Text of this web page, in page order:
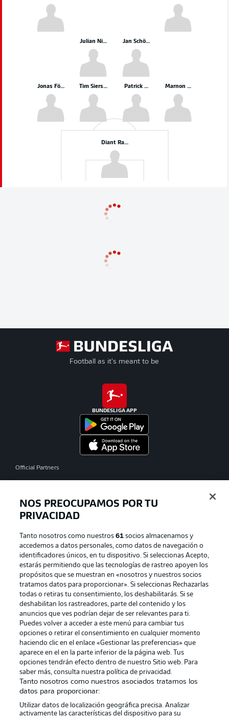
Diant Ramaj
Marnon Busch
Tim Siersleben Patrick Mainka
Jonas Föhrenbach
Jan Schöppner
Julian Niehues
Football as it's meant to be
BUNDESLIGA APP
Official Partners
Publicidad Aviso legal
Gestionar las preferencias Declaracion de privacidad
Canales Trabajos
Jugadores Condiciones de uso
Sello Editorial Contacto
NOS PREOCUPAMOS POR TU
PRIVACIDAD
Tanto nosotros como nuestros61 socios almacenamos y
accedemos a datos personales, como datos de navegación o
identificadores únicos, en tu dispositivo. Si seleccionas Acepto,
estarás permitiendo que las tecnologías de rastreo apoyen los
propósitos que se muestran en «nosotros y nuestros socios
tratamos datos para proporcionar». Si seleccionas Rechazarlas
todas o retiras tu consentimiento, los deshabilitarás. Si se
deshabilitan los rastreadores, parte del contenido y los
anuncios que ves podrían dejar de ser relevantes para ti.
Puedes volver a acceder a este menú para cambiar tus
opciones o retirar el consentimiento en cualquier momento
haciendo clic en el enlace «Gestionar las preferencias» que
aparece en el en la parte inferior de la página web. Tus
opciones tendrán efecto dentro de nuestro Sitio web. Para
saber más, consulta nuestra política de privacidad.
Tanto nosotros como nuestros asociados tratamos los
datos para proporcionar:
Utilizar datos de localización geográfica precisa. Analizar
activamente las características del dispositivo para su